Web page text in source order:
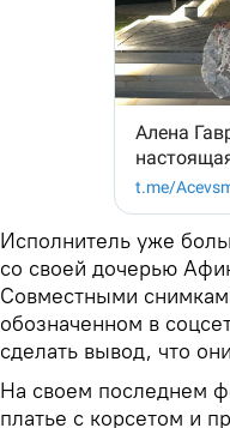
Исполнитель уже
со своей дочерью
Совместными
обозначенном в
сделать вывод, что
На своем последнем
платье с корсетом и